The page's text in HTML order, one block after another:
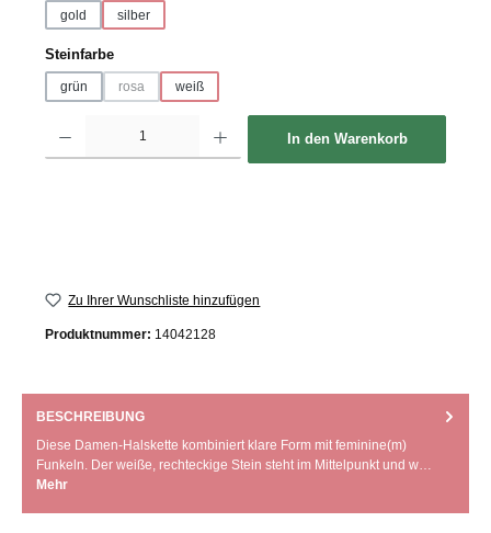
gold silber
Steinfarbeauswählen
grün rosa weiß
In den Warenkorb
Zu Ihrer Wunschliste hinzufügen
Produktnummer: 14042128
BESCHREIBUNG
Diese Damen-Halskette kombiniert klare Form mit feminine(m)
Funkeln. Der weiße, rechteckige Stein steht im Mittelpunkt und w…
Mehr